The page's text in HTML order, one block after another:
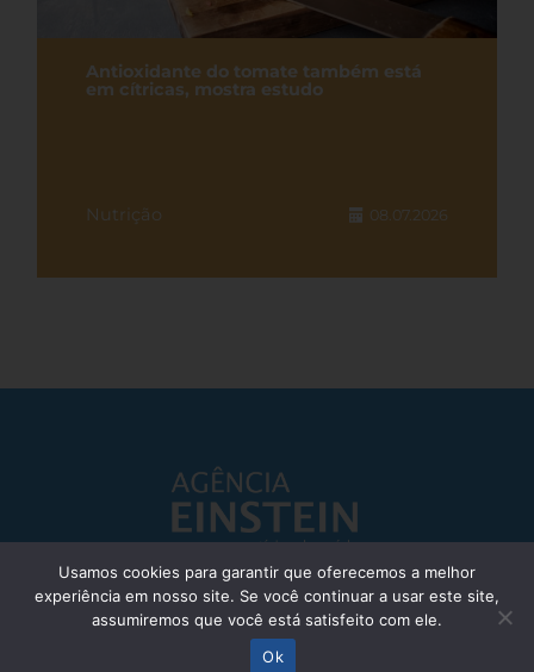
Antioxidante do tomate também está
em cítricas, mostra estudo
Nutrição 08.07.2026
Responsável Técnico: Dr. Eliezer Silva - CRM: 85148-SP
© Einstein Hospital Israelita 2025 - Todos os direitos reservados
Usamos cookies para garantir que oferecemos a melhor
experiência em nosso site. Se você continuar a usar este site,
assumiremos que você está satisfeito com ele.
Ok